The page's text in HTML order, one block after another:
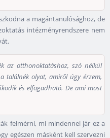
a magántanulósághoz, de
intézményrendszere nem
az otthonoktatáshoz, szó nélkül
találnék olyat, amiről úgy érzem,
és elfogadható. De ami most
felmérni, mi mindennel jár ez a
egészen másként kell szervezni